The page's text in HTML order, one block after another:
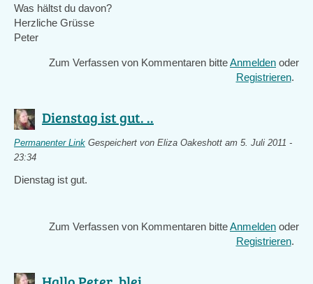
Was hältst du davon?
Herzliche Grüsse
Peter
Zum Verfassen von Kommentaren bitteAnmelden oder
Registrieren.
Dienstag ist gut. ..
Permanenter Link Gespeichert von Eliza Oakeshott am 5. Juli 2011 -
23:34
Dienstag ist gut.
Zum Verfassen von Kommentaren bitteAnmelden oder
Registrieren.